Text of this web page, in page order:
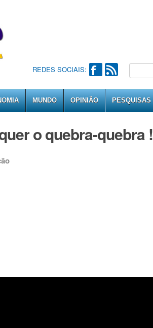
REDES SOCIAIS:
MUNDO OPINIÃO PESQUISAS
o quebra-quebra !